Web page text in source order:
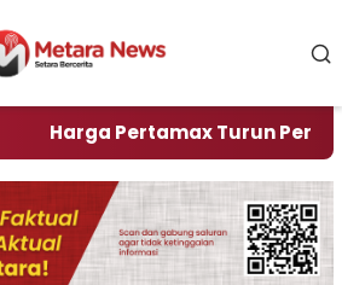
Harga Pertamax Turun Per Hari